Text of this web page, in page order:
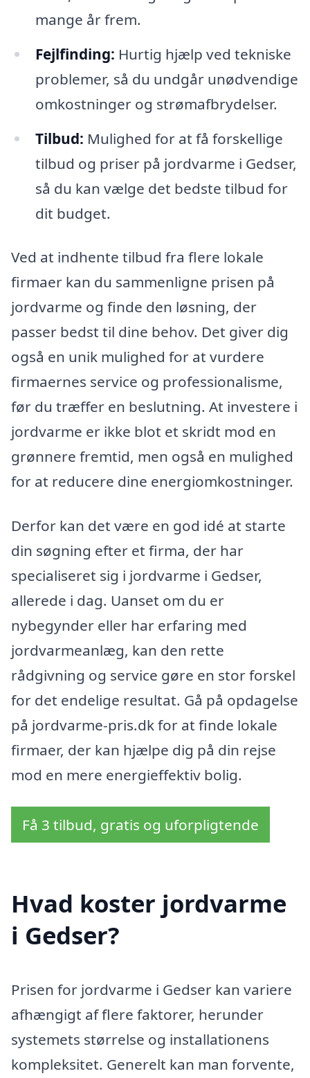
mange år frem.
Fejlfinding: Hurtig hjælp ved tekniske
problemer, så du undgår unødvendige
omkostninger og strømafbrydelser.
Tilbud: Mulighed for at få forskellige
tilbud og priser på jordvarme i Gedser,
så du kan vælge det bedste tilbud for
dit budget.
Ved at indhente tilbud fra flere lokale
firmaer kan du sammenligne prisen på
jordvarme og finde den løsning, der
passer bedst til dine behov. Det giver dig
også en unik mulighed for at vurdere
firmaernes service og professionalisme,
før du træffer en beslutning. At investere i
jordvarme er ikke blot et skridt mod en
grønnere fremtid, men også en mulighed
for at reducere dine energiomkostninger.
Derfor kan det være en god idé at starte
din søgning efter et firma, der har
specialiseret sig i jordvarme i Gedser,
allerede i dag. Uanset om du er
nybegynder eller har erfaring med
jordvarmeanlæg, kan den rette
rådgivning og service gøre en stor forskel
for det endelige resultat. Gå på opdagelse
på jordvarme-pris.dk for at finde lokale
firmaer, der kan hjælpe dig på din rejse
mod en mere energieffektiv bolig.
Få 3 tilbud, gratis og uforpligtende
Hvad koster jordvarme
i Gedser?
Prisen for jordvarme i Gedser kan variere
afhængigt af flere faktorer, herunder
systemets størrelse og installationens
kompleksitet. Generelt kan man forvente,